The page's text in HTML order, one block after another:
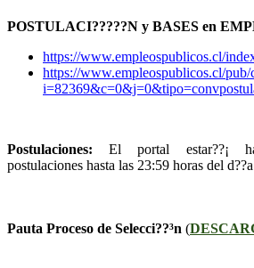
POSTULACI?????N y BASES en
https://www.empleospublicos.cl/
https://www.empleospublicos.cl/
Postulaciones:El portal estar??¡
postulaciones hasta las 23:59 horas del
Pauta Proceso de Selecci??³n (